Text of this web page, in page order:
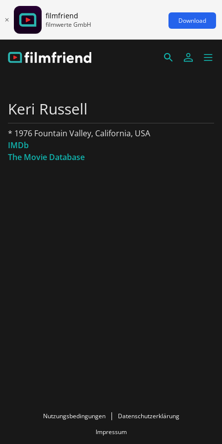
filmfriend
filmwerte GmbH Download
Keri Russell
* 1976 Fountain Valley, California, USA
IMDb
The Movie Database
Nutzungsbedingungen
Datenschutzerklärung
Impressum